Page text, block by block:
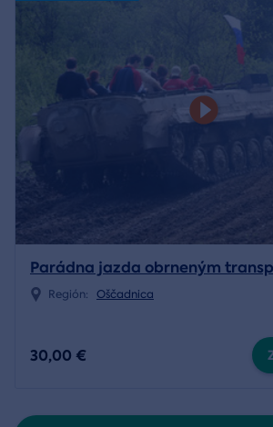
Parádna jazda obrneným
Región: Oščadnica
30,00 €